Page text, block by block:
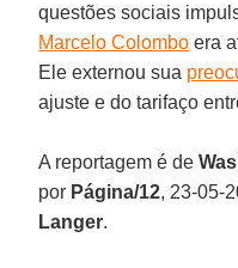
questões sociais
Marcelo Colombo era
Ele externou sua
ajuste e do tarifaço
A reportagem é de
por Página/12, 23-05-
Langer.